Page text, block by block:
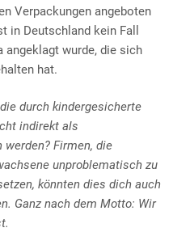
Verpackungen angeboten
in Deutschland kein Fall
angeklagt wurde, die sich
hat.
durch kindergesicherte
indirekt als
Firmen, die
unproblematisch zu
könnten dies dich auch
Ganz nach dem Motto: Wir